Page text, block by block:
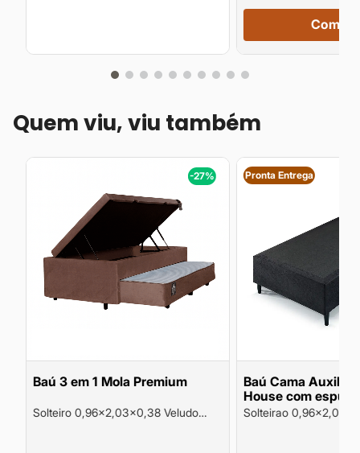
Quem viu, viu também
-27%
Baú 3 em 1 Mola Premium
Solteiro 0,96x2,03x0,38 Veludo
Pronta Entrega
Baú Cama Auxiliar
House com espuma
com suporte de
Solteirao